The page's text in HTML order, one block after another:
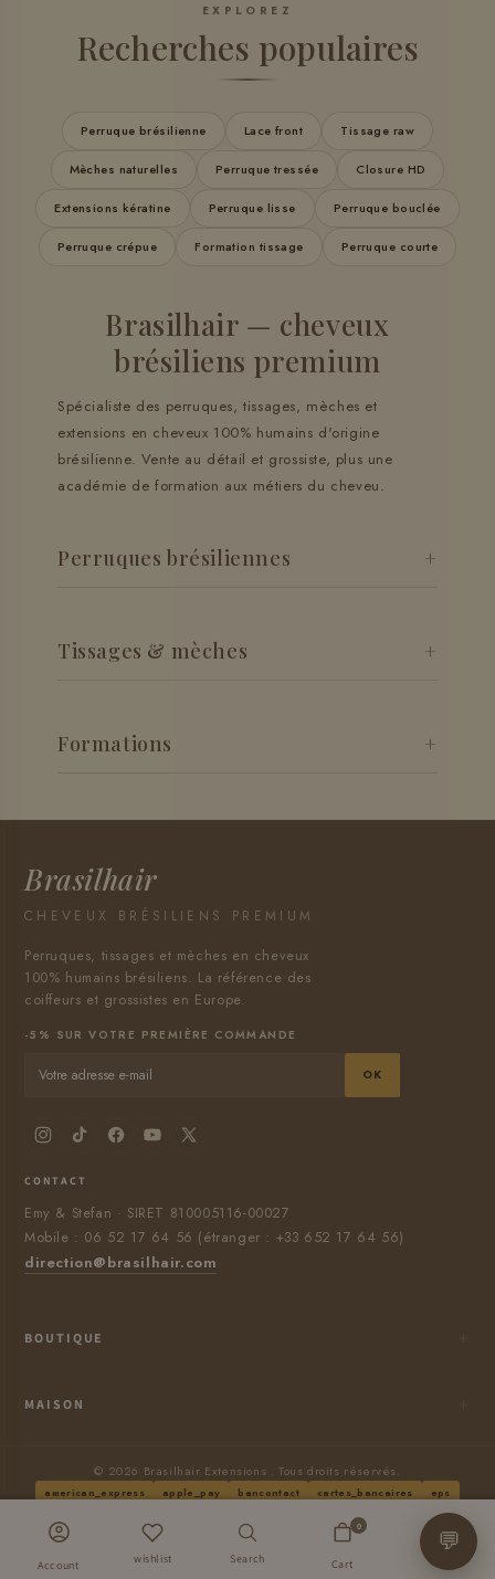
EXPLOREZ
Recherches populaires
Perruque brésilienne Lace front Tissage raw
Mèches naturelles Perruque tressée Closure HD
Extensions kératine Perruque lisse Perruque bouclée
Perruque crépue Formation tissage Perruque courte
Brasilhair — cheveux
brésiliens premium
Spécialiste des perruques, tissages, mèches et
extensions en cheveux 100% humains d'origine
brésilienne. Vente au détail et grossiste, plus une
académie de formation aux métiers du cheveu.
Perruques brésiliennes
closure et full lace. Lisses, ondulées, bouclées ou
crépues —
Tissages & mèches
un résultat naturel et durable.
Formations
perruques avec notre académie.Nos formations.
Brasilhair
CHEVEUX BRÉSILIENS PREMIUM
Perruques, tissages et mèches en cheveux
100% humains brésiliens. La référence des
coiffeurs et grossistes en Europe.
-5% SUR VOTRE PREMIÈRE COMMANDE
OK
CONTACT
Emy & Stefan · SIRET 810005116-00027
Mobile : 06 52 17 64 56 (étranger : +33 652 17 64 56)
direction@brasilhair.com
BOUTIQUE
Conditions générales de vente
Les Blogs
FAQ's
MAISON
Refund Policy
Terms of Service
Legal Notice
Shipping Policy
© 2026 Brasilhair Extensions . Tous droits réservés.
american_express apple_pay bancontact cartes_bancaires
eps
shopify_pay
@brasilhair™
💬
Account wishlist Search
0
Cart